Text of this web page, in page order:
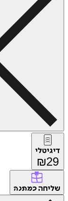
דיגיטלי
₪29
שליחה כמתנה